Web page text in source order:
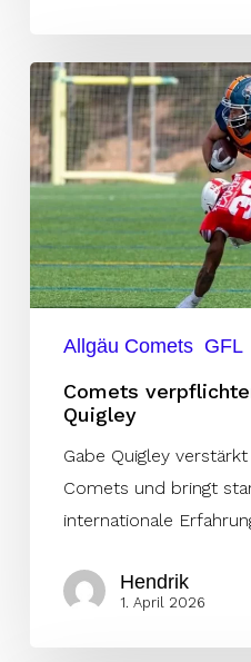
Comets
verpflichten
Playmaker
Gabe
Quigley
Allgäu Comets GFL
Comets
Quigley
Gabe Quigley
Comets und bringt
internationale
Hendrik
1. April 2026